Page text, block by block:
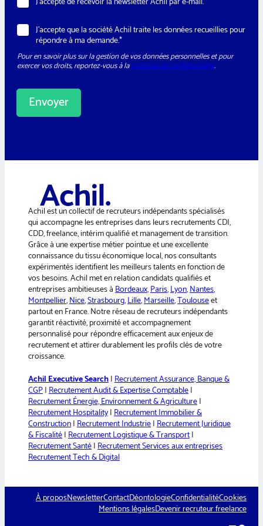
e
s
a
e
T
é
é
h
e
w
s
e
t
t
r
R
G
D
*
J’accepte que la société Achil traite les données recueillies pour
répondre à ma demande.*
Pour en savoir plus sur la gestion de vos données personnelles et pour
exercer vos droits, reportez-vous à lapolitique de confidentialité.
Envoyer
e
Achil est un collectif de recruteurs indépendants spécialisés
qui accompagne les entreprises dans leurs recrutements CDI,
CDD, freelance, intérim qualifié et management de transition.
Grâce à une expertise métier pointue et une excellente
connaissance du tissu économique local, nos consultants
expérimentés identifient les meilleurs talents en fonction de
vos besoins. Achil met en relation candidats qualifiés et
entreprises ambitieuses àBordeaux,Paris,Lyon,Nantes,
Montpellier,Nice,Strasbourg,Lille,Marseille,Toulouseet
partout en France. Notre réseau de recruteurs indépendants
garantit réactivité, proximité et accompagnement
personnalisé pour répondre efficacement aux enjeux de
recrutement et attirer durablement les profils clés de votre
croissance.
Achil Executive Search|Recrutement Assurance, Banque &
CGP|Recrutement Audit & Expertise Comptable|
Recrutement Énergie, Environnement & Agriculture|
Recrutement Hospitality|Recrutement Immobilier &
Construction|Recrutement Industrie|Recrutement Juridique
& Fiscalité|Recrutement Logistique & Transport|
Recrutement Santé|Recrutement Services aux entreprises
Recrutement Tech & Digital
À proposNewsletterContactDéontologieConfidentialitéCookies
Mentions légalesDevenir recruteur freelance